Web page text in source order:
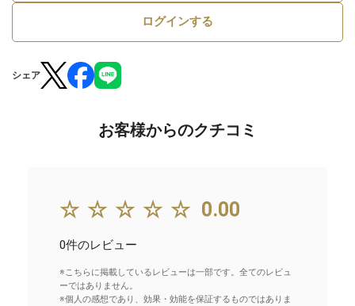
ログインする
シェア
お客様からのクチコミ
☆☆☆☆☆ 0.00
0件のレビュー
※こちらに掲載しているレビューは一部です。全てのレビュ
ーではありません。
※個人の感想であり、効果・効能を保証するものではありま